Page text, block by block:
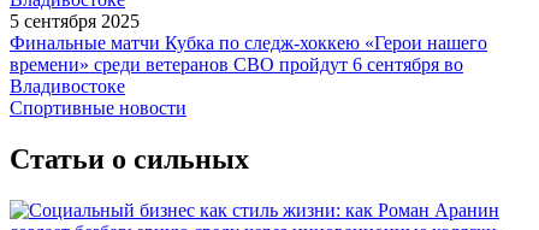
5 сентября 2025
Финальные матчи Кубка по следж-хоккею «Герои нашего
времени» среди ветеранов СВО пройдут 6 сентября во
Владивостоке
Спортивные новости
Статьи о сильных